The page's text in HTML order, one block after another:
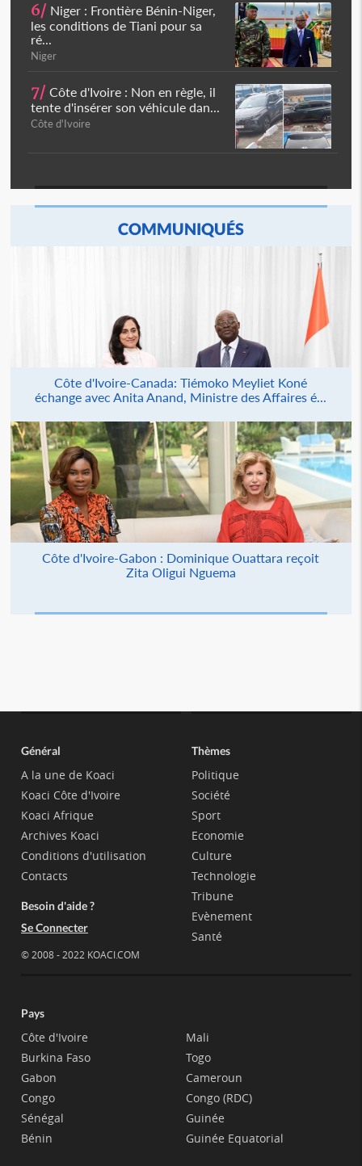
6/ Niger : Frontière Bénin-Niger,
les conditions de Tiani pour sa
ré...
Niger
7/ Côte d'Ivoire : Non en règle, il
tente d'insérer son véhicule dan...
Côte d'Ivoire
COMMUNIQUÉS
Côte d'Ivoire-Canada: Tiémoko Meyliet Koné
échange avec Anita Anand, Ministre des Affaires é...
Côte d'Ivoire-Gabon : Dominique Ouattara reçoit
Zita Oligui Nguema
Général
A la une de Koaci
Koaci Côte d'Ivoire
Koaci Afrique
Archives Koaci
Conditions d'utilisation
Contacts
Besoin d'aide ?
Se Connecter
© 2008 - 2022 KOACI.COM
Thèmes
Politique
Société
Sport
Economie
Culture
Technologie
Tribune
Evènement
Santé
Pays
Côte d'Ivoire
Burkina Faso
Gabon
Congo
Sénégal
Bénin
Mali
Togo
Cameroun
Congo (RDC)
Guinée
Guinée Equatorial